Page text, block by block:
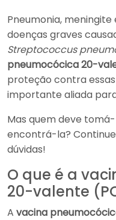
Pneumonia,
doenças graves
Streptococcus
pneumocócica 20-
proteção contra
importante aliada
Mas quem deve
encontrá-la?
dúvidas!
O que é a
20-valente
A vacina